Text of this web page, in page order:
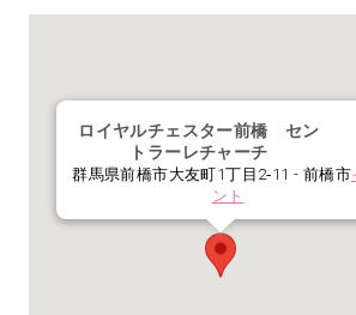
ロイヤルチェスター前橋 セン
トラーレチャーチ
群馬県前橋市大友町1丁目2‐11 - 前橋市
ント